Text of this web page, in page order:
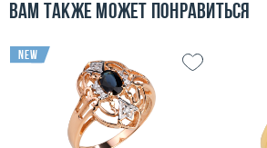
Вам также может понравиться
new